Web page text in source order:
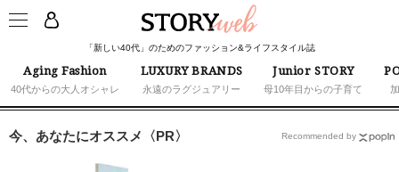
「新しい40代」のためのファッション&ライフスタイル誌
Aging Fashion
40代からの大人オシャレ
LUXURY BRANDS
永遠のラグジュアリー
Junior STORY
母10年目からの子育て
今、あなたにオススメ〈PR〉 Recommended by